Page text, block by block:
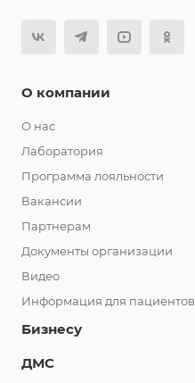
О компании
О нас
Лаборатория
Программа лояльности
Вакансии
Партнерам
Документы организации
Видео
Информация для пациентов
Бизнесу
ДМС